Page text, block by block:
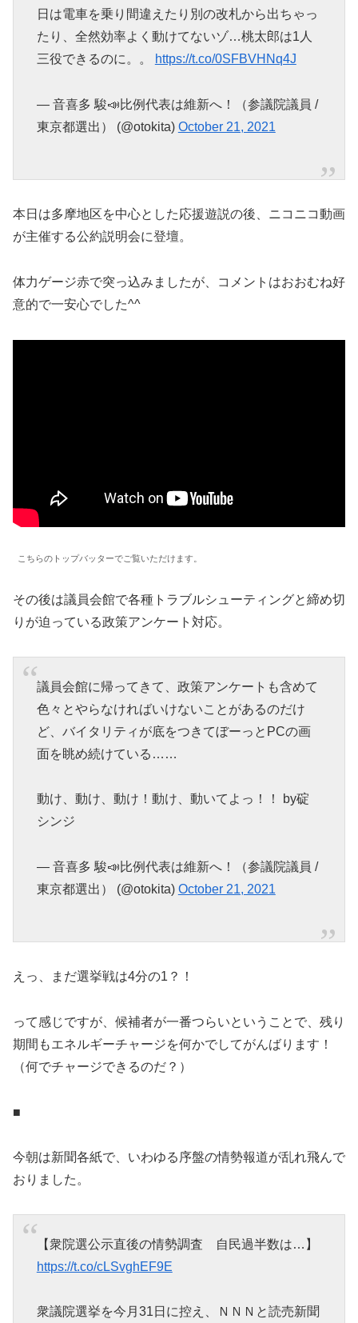
日は電車を乗り間違えたり別の改札から出ちゃっ
たり、全然効率よく動けてないゾ…桃太郎は1人
三役できるのに。。
https://t.co/0SFBVHNq4J
— 音喜多 駿📣比例代表は維新へ！（参議院議員 /
東京都選出） (@otokita) October 21, 2021
本日は多摩地区を中心とした応援遊説の後、ニコニコ動画
が主催する公約説明会に登壇。
体力ゲージ赤で突っ込みましたが、コメントはおおむね好
意的で一安心でした^^
こちらのトップバッターでご覧いただけます。
その後は議員会館で各種トラブルシューティングと締め切
りが迫っている政策アンケート対応。
議員会館に帰ってきて、政策アンケートも含めて
色々とやらなければいけないことがあるのだけ
ど、バイタリティが底をつきてぼーっとPCの画
面を眺め続けている……
動け、動け、動け！動け、動いてよっ！！ by碇
シンジ
— 音喜多 駿📣比例代表は維新へ！（参議院議員 /
東京都選出） (@otokita) October 21, 2021
えっ、まだ選挙戦は4分の1？！
って感じですが、候補者が一番つらいということで、残り
期間もエネルギーチャージを何かでしてがんばります！
（何でチャージできるのだ？）
■
今朝は新聞各紙で、いわゆる序盤の情勢報道が乱れ飛んで
おりました。
【衆院選公示直後の情勢調査 自民過半数は…】
https://t.co/cLSvghEF9E
衆議院選挙を今月31日に控え、ＮＮＮと読売新聞